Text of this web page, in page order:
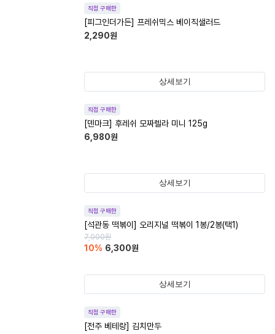
직접 구매한
[피그인더가든] 프레쉬믹스 베이직샐러드
2,290원
상세보기
직접 구매한
[덴마크] 후레쉬 모짜렐라 미니 125g
6,980원
상세보기
직접 구매한
[석관동 떡볶이] 오리지널 떡볶이 1봉/2봉(택1)
7,000원
10% 6,300원
상세보기
직접 구매한
[전주 베테랑] 김치만두